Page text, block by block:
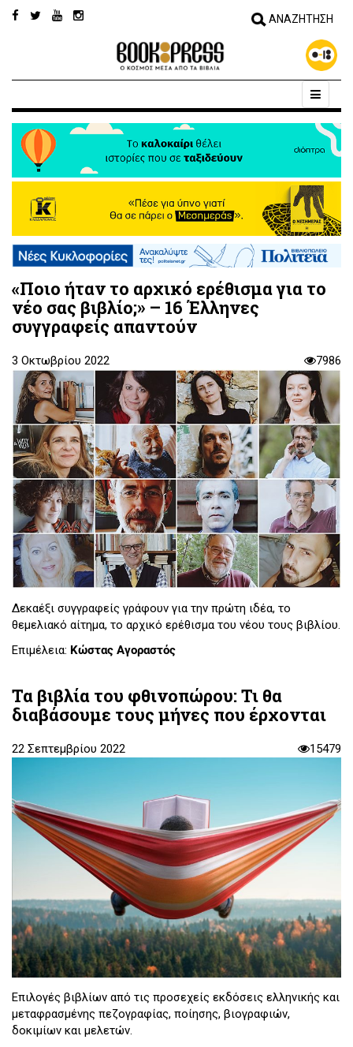
«Ποιο ήταν το αρχικό ερέθισμα για το
νέο σας βιβλίο;» – 16 Έλληνες
συγγραφείς απαντούν
3 Οκτωβρίου 2022 7986
Δεκαέξι συγγραφείς γράφουν για την πρώτη ιδέα, το
θεμελιακό αίτημα, το αρχικό ερέθισμα του νέου τους βιβλίου.
Επιμέλεια: Κώστας Αγοραστός
Τα βιβλία του φθινοπώρου: Τι θα
διαβάσουμε τους μήνες που έρχονται
22 Σεπτεμβρίου 2022 15479
Επιλογές βιβλίων από τις προσεχείς εκδόσεις ελληνικής και
μεταφρασμένης πεζογραφίας, ποίησης, βιογραφιών,
δοκιμίων και μελετών.